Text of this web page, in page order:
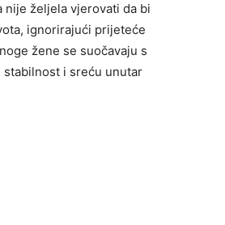
nije željela vjerovati da bi
ignorirajući prijeteće
žene se suočavaju s
i sreću unutar